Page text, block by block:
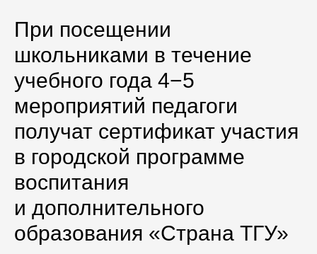
При посещении
школьниками в течение
учебного года 4−5
мероприятий педагоги
получат сертификат участия
в городской программе
воспитания
и дополнительного
образования «Страна ТГУ»